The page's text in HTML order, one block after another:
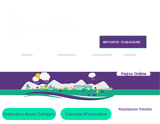
Pagos Online
Ordenanza Acoso Callejero Concejos Municipales
Fiscalización Tránsito
REPORTE CIUDADANO